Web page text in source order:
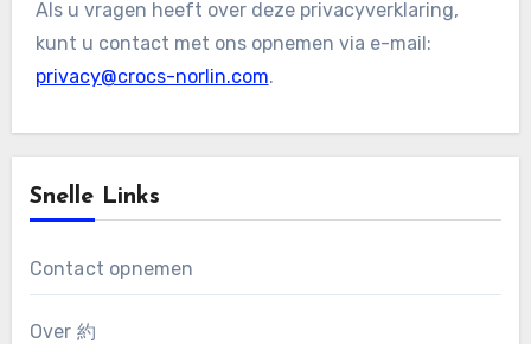
Als u vragen heeft over deze privacyverklaring,
kunt u contact met ons opnemen via e-mail:
privacy@crocs-norlin.com.
Snelle Links
Contact opnemen
Over 約